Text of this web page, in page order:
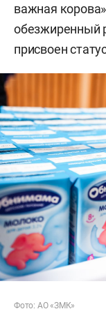
важная
обезжиренный
присвоен
Фото: АО «ЗМК»